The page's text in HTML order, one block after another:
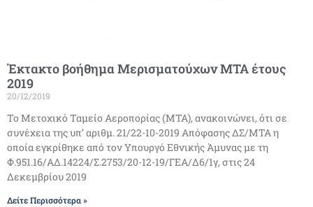
Έκτακτο βοήθημα Μερισματούχων ΜΤΑ έτους
2019
20/12/2019
Το Μετοχικό Ταμείο Αεροπορίας (ΜΤΑ), ανακοινώνει, ότι σε
συνέχεια της υπ’ αριθμ. 21/22-10-2019 Απόφασης ΔΣ/ΜΤΑ η
οποία εγκρίθηκε από τον Υπουργό Εθνικής Άμυνας με τη
Φ.951.16/ΑΔ.14224/Σ.2753/20-12-19/ΓΕΑ/Δ6/1γ, στις 24
Δεκεμβρίου 2019
Δείτε Περισσότερα »